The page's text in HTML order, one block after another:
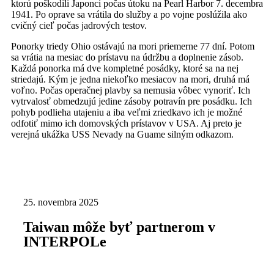
ktorú poškodili Japonci počas útoku na Pearl Harbor 7. decembra
1941. Po oprave sa vrátila do služby a po vojne poslúžila ako
cvičný cieľ počas jadrových testov.
Ponorky triedy Ohio ostávajú na mori priemerne 77 dní. Potom
sa vrátia na mesiac do prístavu na údržbu a doplnenie zásob.
Každá ponorka má dve kompletné posádky, ktoré sa na nej
striedajú. Kým je jedna niekoľko mesiacov na mori, druhá má
voľno. Počas operačnej plavby sa nemusia vôbec vynoriť. Ich
vytrvalosť obmedzujú jedine zásoby potravín pre posádku. Ich
pohyb podlieha utajeniu a iba veľmi zriedkavo ich je možné
odfotiť mimo ich domovských prístavov v USA. Aj preto je
verejná ukážka USS Nevady na Guame silným odkazom.
25. novembra 2025
Taiwan môže byť partnerom v
INTERPOLe